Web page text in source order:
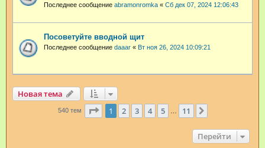
Последнее сообщение abramonromka « Сб дек 07, 2024 12:06:43
Посоветуйте вводной щит
Последнее сообщение daaar « Вт ноя 26, 2024 10:09:21
Новая тема
540 тем Страница из 11
1 2 3 4 5 11
Перейти